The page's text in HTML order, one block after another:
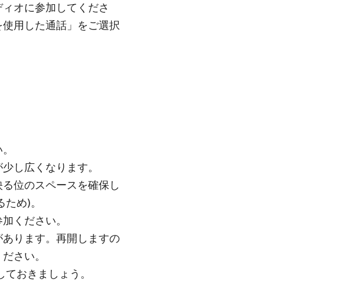
オに参加してくださ
用した通話」をご選択
し広くなります。
位のスペースを確保し
め)。
ください。
ります。再開しますの
さい。
おきましょう。